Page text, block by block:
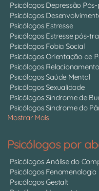
Psicólogos Depressão
Psicólogos
Psicólogos Estresse
Psicólogos Estresse pós-
Psicólogos Fobia Social
Psicólogos Orientação de
Psicólogos
Psicólogos Saúde Mental
Psicólogos Sexualidade
Psicólogos Síndrome de
Psicólogos Síndrome do
Mostrar Mais
Psicólogos por
Psicólogos Análise do
Psicólogos Fenomenologia
Psicólogos Gestalt